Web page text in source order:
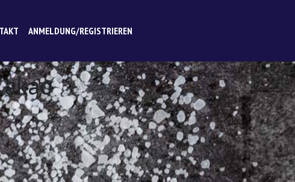
ANMELDUNG/REGISTRIEREN